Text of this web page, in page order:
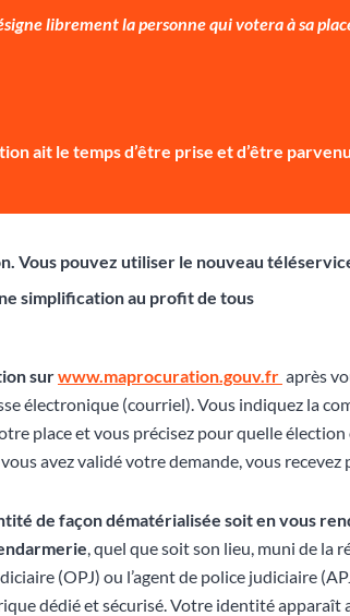
librement la personne qui votera à sa
ait le temps d’être prise et d’être
Vous pouvez utiliser le nouveau
simplification au profit de tous
surwww.maprocuration.gouv.fr après
électronique (courriel). Vous indiquez la
place et vous précisez pour quelle
avez validé votre demande, vous recevez
de façon dématérialisée soit en vous
, quel que soit son lieu, muni de la
(OPJ) ou l’agent de police judiciaire
dédié et sécurisé. Votre identité apparaît